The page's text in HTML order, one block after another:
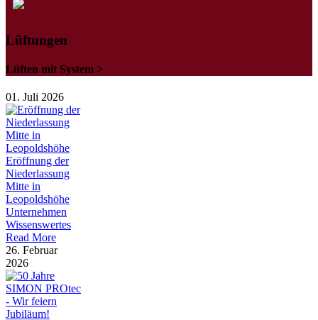
Lüftungen
Lüften mit System >
01. Juli 2026
Eröffnung der
Niederlassung
Mitte in
Leopoldshöhe
Unternehmen
Wissenswertes
Read More
26. Februar
2026